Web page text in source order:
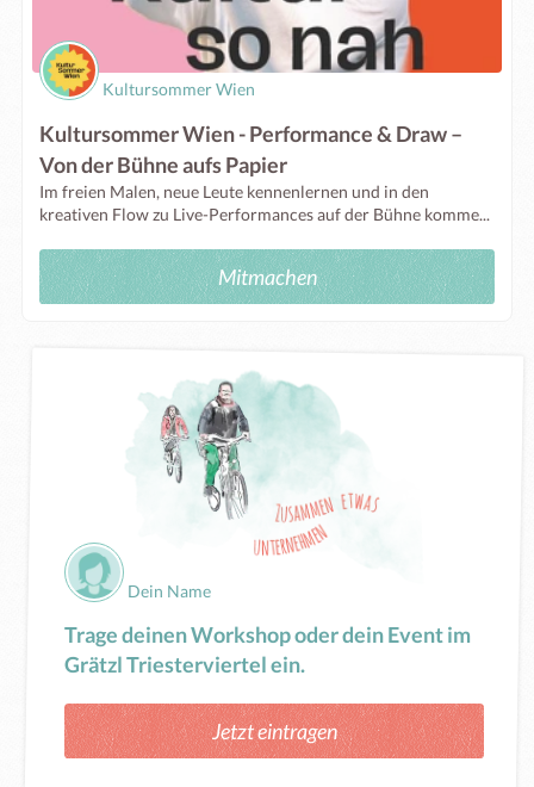
Kultursommer Wien
Kultursommer Wien - Performance & Draw –
Von der Bühne aufs Papier
Im freien Malen, neue Leute kennenlernen und in den
kreativen Flow zu Live-Performances auf der Bühne komme...
Mitmachen
Dein Name
Trage deinen Workshop oder dein Event im
Grätzl Triesterviertel ein.
Jetzt eintragen